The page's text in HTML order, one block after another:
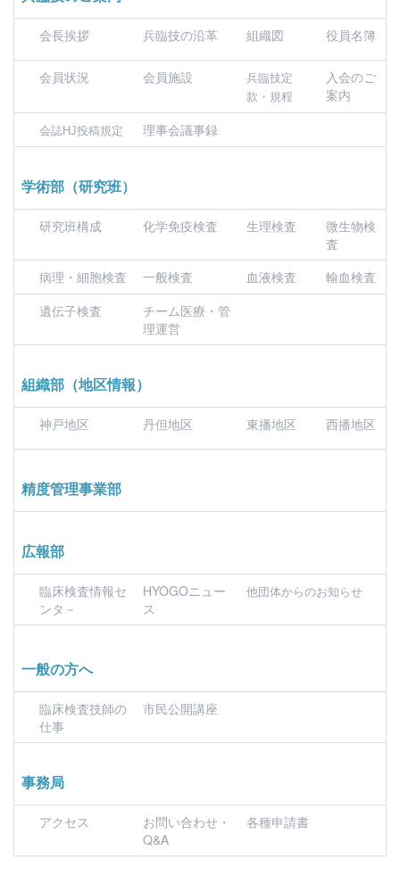
会長挨拶 兵臨技の沿革 組織図 役員名簿
会員状況 会員施設
兵臨技定
款・規程
入会のご
案内
会誌HJ投稿規定 理事会議事録
学術部（研究班）
研究班構成 化学免疫検査 生理検査
微生物検
査
病理・細胞検査
一般検査 血液検査
輸血検査
遺伝子検査
チーム医療・管
理運営
組織部（地区情報）
神戸地区 丹但地区 東播地区 西播地区
精度管理事業部
広報部
臨床検査情報セ
ンタ－
HYOGOニュー
ス
他団体からのお知らせ
一般の方へ
臨床検査技師の
仕事
市民公開講座
事務局
アクセス
お問い合わせ・
Q&A
各種申請書